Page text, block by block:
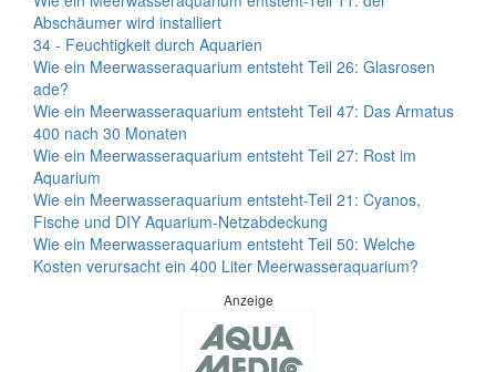
Abschäumer wird installiert
34 - Feuchtigkeit durch Aquarien
Wie ein Meerwasseraquarium entsteht Teil 26: Glasrosen
ade?
Wie ein Meerwasseraquarium entsteht Teil 47: Das Armatus
400 nach 30 Monaten
Wie ein Meerwasseraquarium entsteht Teil 27: Rost im
Aquarium
Wie ein Meerwasseraquarium entsteht-Teil 21: Cyanos,
Fische und DIY Aquarium-Netzabdeckung
Wie ein Meerwasseraquarium entsteht Teil 50: Welche
Kosten verursacht ein 400 Liter Meerwasseraquarium?
Anzeige